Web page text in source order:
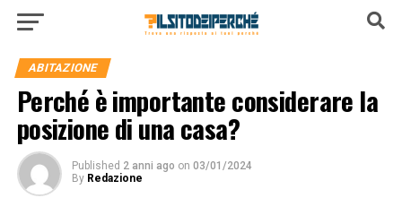
ABITAZIONE
Perché è importante considerare la
posizione di una casa?
Published 2 anni ago on 03/01/2024
By Redazione